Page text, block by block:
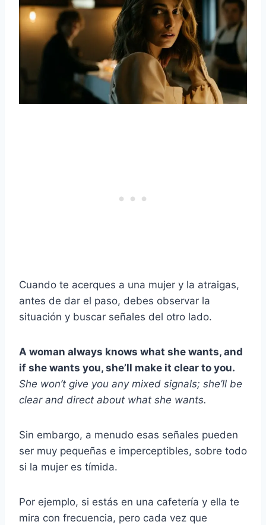
Cuando te acerques a una mujer y la atraigas,
antes de dar el paso, debes observar la
situación y buscar señales del otro lado.
A woman always knows what she wants, and
if she wants you, she’ll make it clear to you.
She won’t give you any mixed signals; she’ll be
clear and direct about what she wants.
Sin embargo, a menudo esas señales pueden
ser muy pequeñas e imperceptibles, sobre todo
si la mujer es tímida.
Por ejemplo, si estás en una cafetería y ella te
mira con frecuencia, pero cada vez que